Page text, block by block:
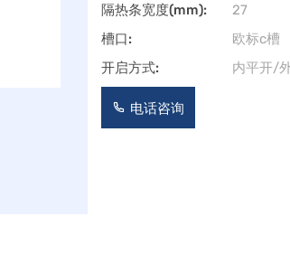
隔热条宽度(mm):
27
槽口:
欧标c槽
开启方式:
内平开/
电话咨询